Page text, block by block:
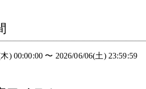
) 00:00:00 〜 2026/06/06(土) 23:59:59